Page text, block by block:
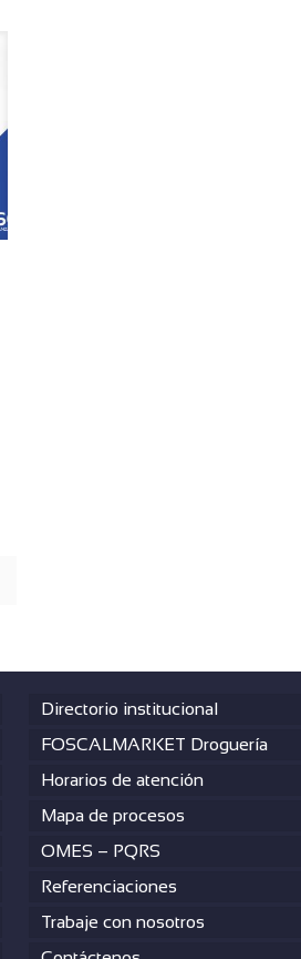
Directorio institucional
FOSCALMARKET Droguería
Horarios de atención
Mapa de procesos
OMES – PQRS
Referenciaciones
Trabaje con nosotros